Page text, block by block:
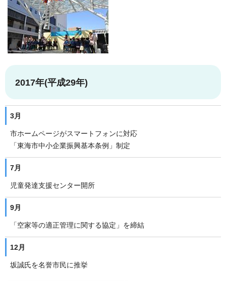
2017年(平成29年)
3月
市ホームページがスマートフォンに対応
「東海市中小企業振興基本条例」制定
7月
児童発達支援センター開所
9月
「空家等の適正管理に関する協定」を締結
12月
坂誠氏を名誉市民に推挙